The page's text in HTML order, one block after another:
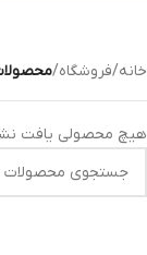
خانه/فروشگاه/
هیچ محصولی یافت